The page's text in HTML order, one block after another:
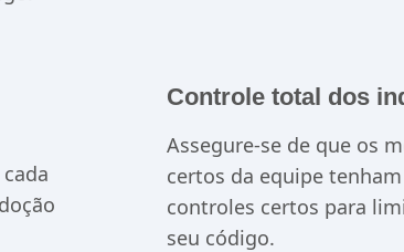
Controle total dos
Assegure-se de que os
certos da equipe
controles certos para
seu código.